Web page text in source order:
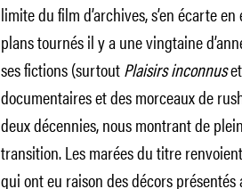
limite du film d’archives, s’en écarte
plans tournés il y a une vingtaine
ses fictions (surtoutPlaisirs inconnuset
documentaires et des morceaux de
deux décennies, nous montrant de
transition. Les marées du titre
qui ont eu raison des décors